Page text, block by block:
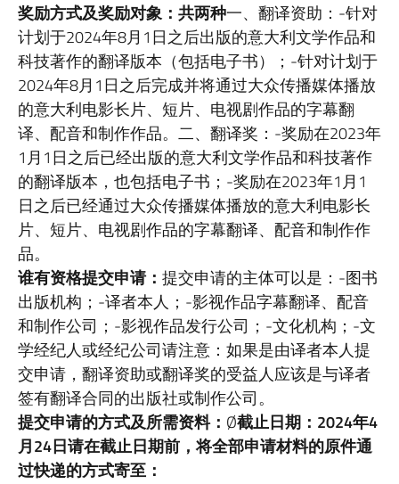
奖励方式及奖励对象：共两种一、翻译资助：-针对
计划于2024年8月1日之后出版的意大利文学作品和
科技著作的翻译版本（包括电子书）；-针对计划于
2024年8月1日之后完成并将通过大众传播媒体播放
的意大利电影长片、短片、电视剧作品的字幕翻
译、配音和制作作品。二、翻译奖：-奖励在2023年
1月1日之后已经出版的意大利文学作品和科技著作
的翻译版本，也包括电子书；-奖励在2023年1月1
日之后已经通过大众传播媒体播放的意大利电影长
片、短片、电视剧作品的字幕翻译、配音和制作作
品。
谁有资格提交申请： 提交申请的主体可以是：-图书
出版机构；-译者本人；-影视作品字幕翻译、配音
和制作公司；-影视作品发行公司；-文化机构；-文
学经纪人或经纪公司请注意：如果是由译者本人提
交申请，翻译资助或翻译奖的受益人应该是与译者
签有翻译合同的出版社或制作公司。
提交申请的方式及所需资料： Ø截止日期： 2024年4
月24日请在截止日期前，将全部申请材料的原件通
过快递的方式寄至：